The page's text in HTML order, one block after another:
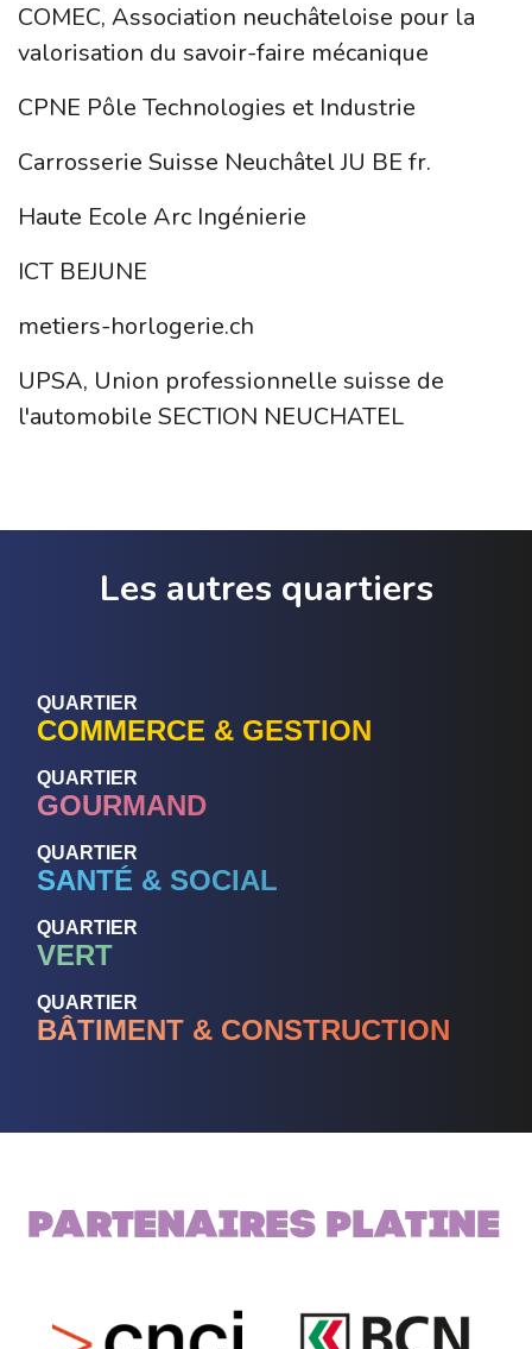
COMEC, Association neuchâteloise pour la
valorisation du savoir-faire mécanique
CPNE Pôle Technologies et Industrie
Carrosserie Suisse Neuchâtel JU BE fr.
Haute Ecole Arc Ingénierie
ICT BEJUNE
metiers-horlogerie.ch
UPSA, Union professionnelle suisse de
l'automobile SECTION NEUCHATEL
Les autres quartiers
QUARTIER
COMMERCE & GESTION
QUARTIER
GOURMAND
QUARTIER
SANTÉ & SOCIAL
QUARTIER
VERT
QUARTIER
BÂTIMENT & CONSTRUCTION
Partenaires PLATINE